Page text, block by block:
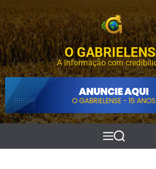
k
p
t
o
c
o
n
t
e
O
A informação com
M
e
P
e